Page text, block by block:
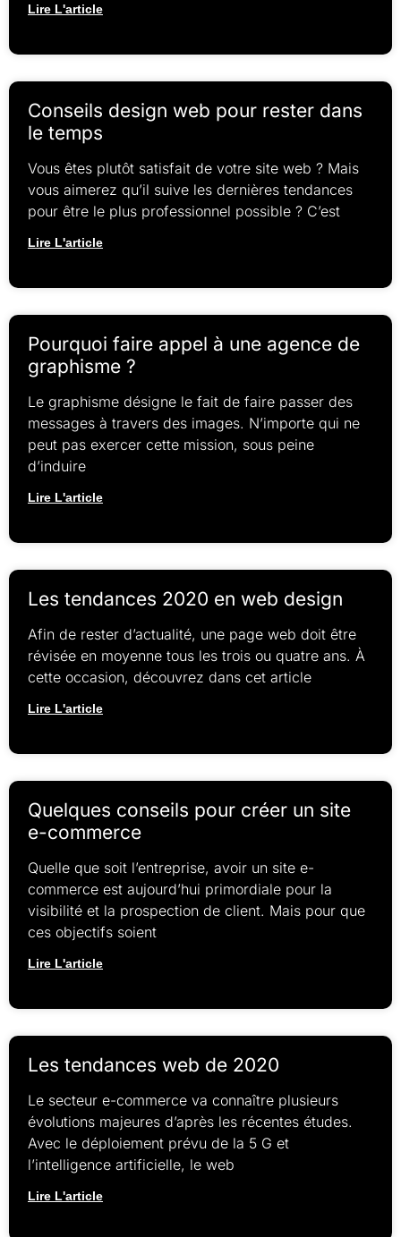
Lire L'article
Conseils design web pour rester dans
le temps
Vous êtes plutôt satisfait de votre site web ? Mais
vous aimerez qu’il suive les dernières tendances
pour être le plus professionnel possible ? C’est
Lire L'article
Pourquoi faire appel à une agence de
graphisme ?
Le graphisme désigne le fait de faire passer des
messages à travers des images. N’importe qui ne
peut pas exercer cette mission, sous peine
d’induire
Lire L'article
Les tendances 2020 en web design
Afin de rester d’actualité, une page web doit être
révisée en moyenne tous les trois ou quatre ans. À
cette occasion, découvrez dans cet article
Lire L'article
Quelques conseils pour créer un site
e-commerce
Quelle que soit l’entreprise, avoir un site e-
commerce est aujourd’hui primordiale pour la
visibilité et la prospection de client. Mais pour que
ces objectifs soient
Lire L'article
Les tendances web de 2020
Le secteur e-commerce va connaître plusieurs
évolutions majeures d’après les récentes études.
Avec le déploiement prévu de la 5 G et
l’intelligence artificielle, le web
Lire L'article